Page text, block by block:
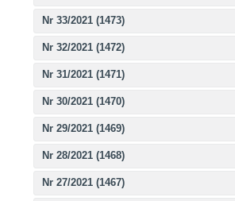
Nr 33/2021 (1473)
Nr 32/2021 (1472)
Nr 31/2021 (1471)
Nr 30/2021 (1470)
Nr 29/2021 (1469)
Nr 28/2021 (1468)
Nr 27/2021 (1467)